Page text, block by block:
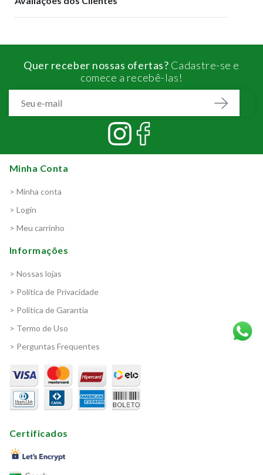
Quer receber nossas ofertas? Cadastre-se e
comece a recebê-las!
Minha Conta
> Minha conta
> Login
> Meu carrinho
Informações
> Nossas lojas
> Política de Privacidade
> Política de Garantia
> Termo de Uso
> Perguntas Frequentes
Certificados